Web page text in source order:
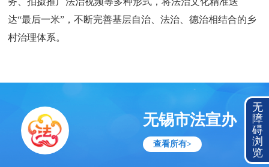
达“最后一米”，不断完善基层自治、法治、德治相结合的乡
村治理体系。
无锡市法宣办
查看所有>
无
障
碍
浏
览